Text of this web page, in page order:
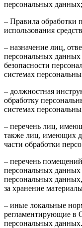
персональных данных;
– Правила обработки
использования
– назначение лиц,
персональных
безопасности
системах
– должностная
обработку
системах
– перечень лиц,
также лиц, имеющих
части обработки
– перечень
персональных данных
персональных
за хранение
– иные локальные
регламентирующие в
персональных данных.